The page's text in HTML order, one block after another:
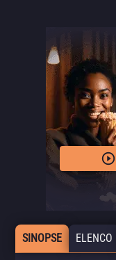
SINOPSE ELENCO